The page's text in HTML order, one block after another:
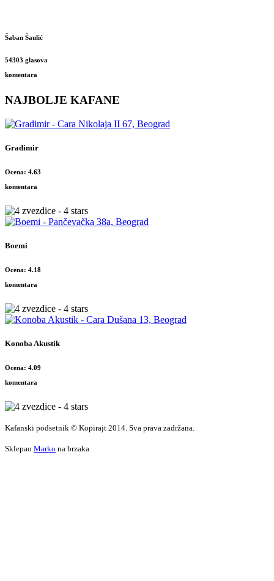
Šaban Šaulić
54303 glasova
komentara
NAJBOLJE KAFANE
Gradimir
Ocena: 4.63
komentara
Boemi
Ocena: 4.18
komentara
Konoba Akustik
Ocena: 4.09
komentara
Kafanski podsetnik © Kopirajt 2014. Sva prava zadržana.
Sklepao Marko na brzaka